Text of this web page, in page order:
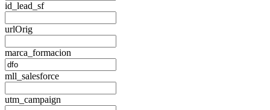
id_lead_sf
urlOrig
marca_formacion
mll_salesforce
utm_campaign